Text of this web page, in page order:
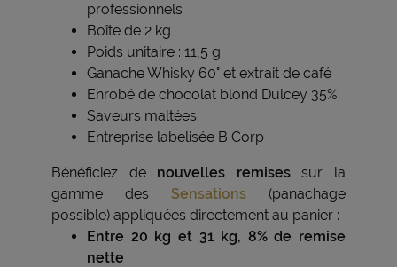
professionnels
Boîte de 2 kg
Poids unitaire : 11,5 g
Ganache Whisky 60° et extrait de café
Enrobé de chocolat blond Dulcey 35%
Saveurs maltées
Entreprise labelisée B Corp
Bénéficiez de nouvelles remisessur la
gamme des Sensations (panachage
possible) appliquées directement au panier :
Entre 20 kg et 31 kg, 8% de remise
nette